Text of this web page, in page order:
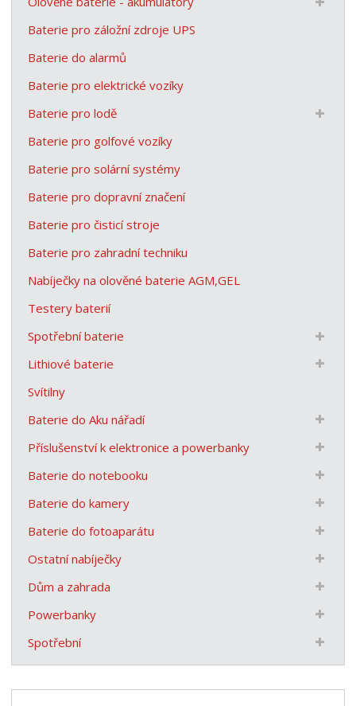
Baterie pro záložní zdroje UPS
Baterie do alarmů
Baterie pro elektrické vozíky
Baterie pro lodě
Baterie pro golfové vozíky
Baterie pro solární systémy
Baterie pro dopravní značení
Baterie pro čisticí stroje
Baterie pro zahradní techniku
Nabíječky na olověné baterie AGM,GEL
Testery baterií
Spotřební baterie
Lithiové baterie
Svítilny
Baterie do Aku nářadí
Příslušenství k elektronice a powerbanky
Baterie do notebooku
Baterie do kamery
Baterie do fotoaparátu
Ostatní nabíječky
Dům a zahrada
Powerbanky
Spotřební